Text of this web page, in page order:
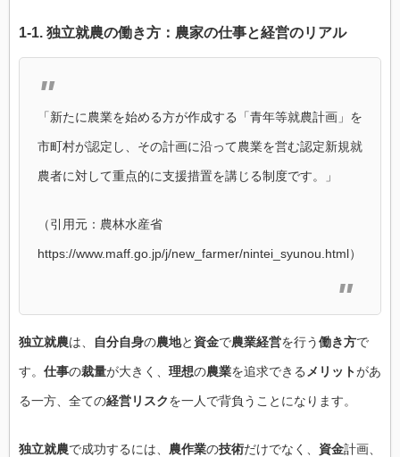
1-1. 独立就農の働き方 ： 農家の仕事と経営のリアル
「新たに農業を始める方が作成する「青年等就農計画」を
市町村が認定し、その計画に沿って農業を営む認定新規就
農者に対して重点的に支援措置を講じる制度です。」
（引用元：農林水産省
https://www.maff.go.jp/j/new_farmer/nintei_syunou.html）
独立就農は、 自分自身の農地と 資金で農業経営を行う働き方で
す。 仕事の裁量が大きく、 理想の農業を追求できるメリットがあ
る一方、全ての経営リスクを一人で背負うことになります。
独立就農で成功するには、 農作業の技術だけでなく、 資金計画、